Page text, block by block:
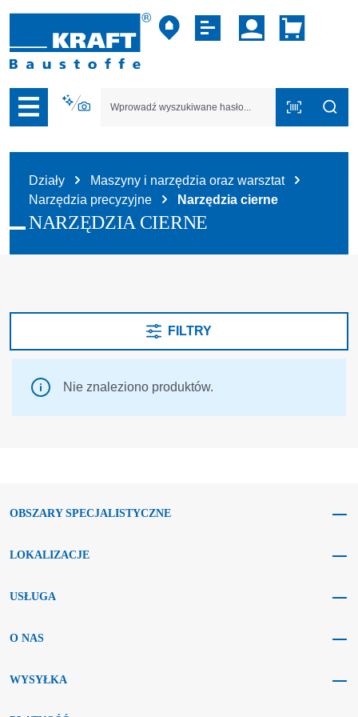
do nawigacji na platformie B2B
Działy
Maszyny i narzędzia oraz warsztat
Narzędzia precyzyjne
Narzędzia cierne
NARZĘDZIA CIERNE
FILTRY
Nie znaleziono produktów.
OBSZARY SPECJALISTYCZNE
LOKALIZACJE
USŁUGA
O NAS
WYSYŁKA